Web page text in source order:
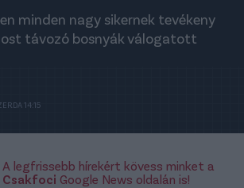
minden nagy sikernek tevékeny
távozó bosnyák válogatott
14:15
A legfrissebb hírekért kövess minket a
Csakfoci Google News oldalán is!